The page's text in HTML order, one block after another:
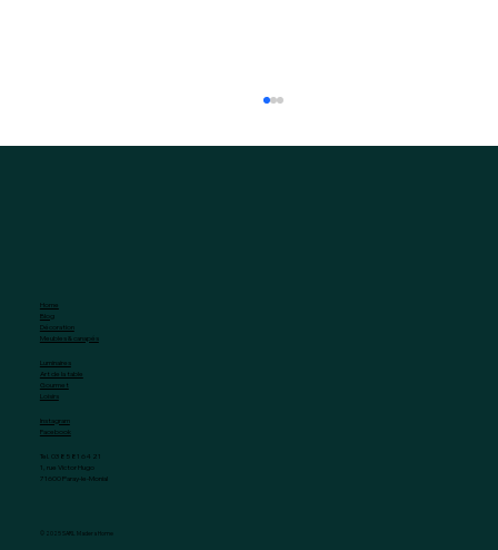
Home
Blog
Décoration
Meubles & canapés
Luminaires
Art de la table
Gourmet
Loisirs
Instagram
Facebook
Tel. 03 85 81 64 21
1, rue Victor Hugo
71600 Paray-le-Monial
© 2025 SARL Madera Home